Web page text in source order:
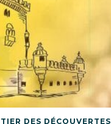
DES DÉCOUVERTES